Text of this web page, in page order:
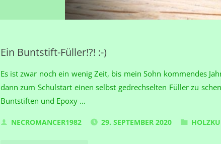
Ein Buntstift-Füller!?! :-)
Es ist zwar noch ein wenig Zeit, bis mein Sohn kommendes
dann zum Schulstart einen selbst gedrechselten Füller zu
Buntstiften und Epoxy …
NECROMANCER1982 29. SEPTEMBER 2020